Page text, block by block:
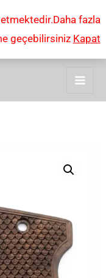
fazla
geçebilirsiniz Kapat